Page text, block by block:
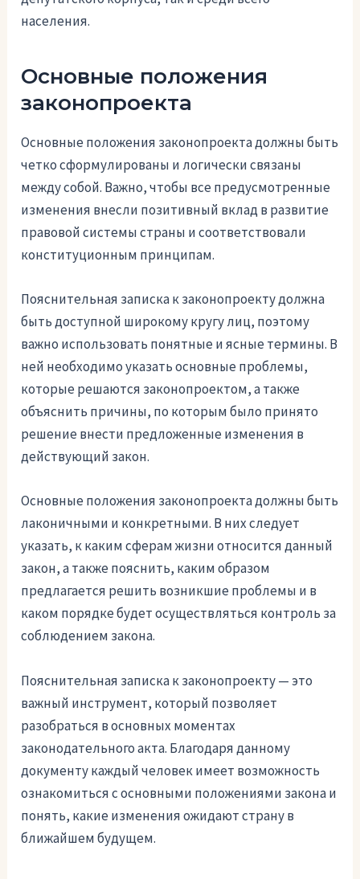
населения.
Основные положения
законопроекта
Основные положения законопроекта должны быть
четко сформулированы и логически связаны
между собой. Важно, чтобы все предусмотренные
изменения внесли позитивный вклад в развитие
правовой системы страны и соответствовали
конституционным принципам.
Пояснительная записка к законопроекту должна
быть доступной широкому кругу лиц, поэтому
важно использовать понятные и ясные термины. В
ней необходимо указать основные проблемы,
которые решаются законопроектом, а также
объяснить причины, по которым было принято
решение внести предложенные изменения в
действующий закон.
Основные положения законопроекта должны быть
лаконичными и конкретными. В них следует
указать, к каким сферам жизни относится данный
закон, а также пояснить, каким образом
предлагается решить возникшие проблемы и в
каком порядке будет осуществляться контроль за
соблюдением закона.
Пояснительная записка к законопроекту — это
важный инструмент, который позволяет
разобраться в основных моментах
законодательного акта. Благодаря данному
документу каждый человек имеет возможность
ознакомиться с основными положениями закона и
понять, какие изменения ожидают страну в
ближайшем будущем.